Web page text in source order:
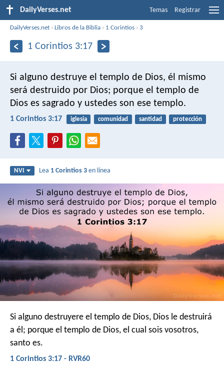
DailyVerses.net Temas Registrar
DailyVerses.net ›Libros de la Biblia › 1 Corintios ›3
1 Corintios 3:17
Si alguno destruye el templo de Dios, él mismo
será destruido por Dios; porque el templo de
Dios es sagrado y ustedes son ese templo.
1 Corintios 3:17 iglesia comunidad santidad protección
NVI Lea 1 Corintios 3 en línea
Si alguno destruyere el templo de Dios, Dios le destruirá
a él; porque el templo de Dios, el cual sois vosotros,
santo es.
1 Corintios 3:17 - RVR60